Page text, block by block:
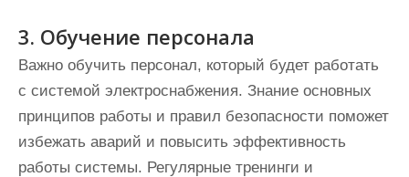
3. Обучение персонала
Важно обучить персонал, который будет работать
с системой электроснабжения. Знание основных
принципов работы и правил безопасности поможет
избежать аварий и повысить эффективность
работы системы. Регулярные тренинги и